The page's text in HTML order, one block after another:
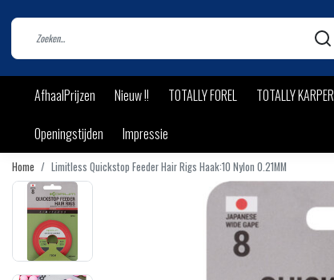
AfhaalPrijzen Nieuw !! TOTALLY FOREL TOTALLY KARPER
Openingstijden
Impressie
Home Limitless Quickstop Feeder Hair Rigs Haak:10 Nylon 0.21MM